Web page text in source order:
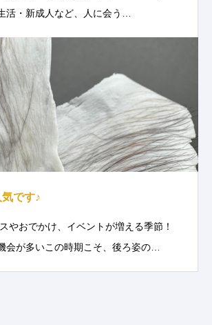
活・新成人など、人に会う…
です♪
やおでかけ、イベントが増える季節！
会が多いこの時期こそ、後ろ姿の…